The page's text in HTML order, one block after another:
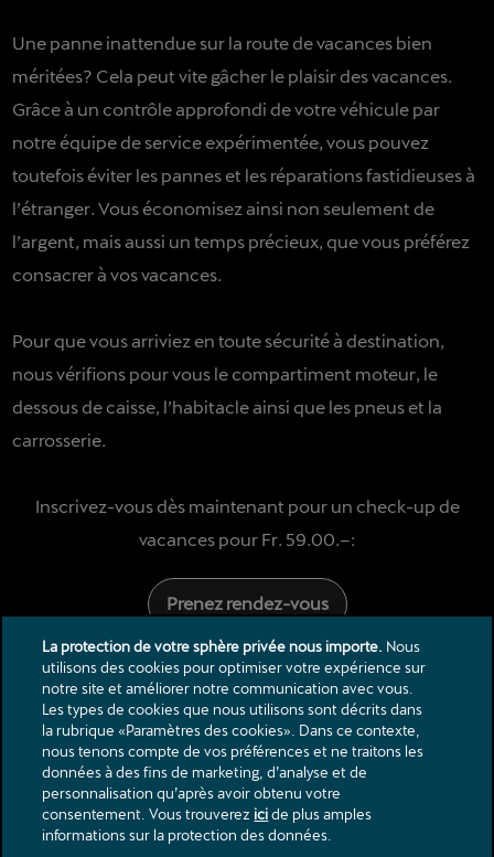
Une panne inattendue sur la route de vacances bien
méritées? Cela peut vite gâcher le plaisir des vacances.
Grâce à un contrôle approfondi de votre véhicule par
notre équipe de service expérimentée, vous pouvez
toutefois éviter les pannes et les réparations fastidieuses à
l’étranger. Vous économisez ainsi non seulement de
l’argent, mais aussi un temps précieux, que vous préférez
consacrer à vos vacances.
Pour que vous arriviez en toute sécurité à destination,
nous vérifions pour vous le compartiment moteur, le
dessous de caisse, l’habitacle ainsi que les pneus et la
carrosserie.
Inscrivez-vous dès maintenant pour un check-up de
vacances pour Fr. 59.00.–:
Prenez rendez-vous
Contact
Catalogues & listes de prix
Mentions légales
La protection de votre sphère privée nous importe. Nous
utilisons des cookies pour optimiser votre expérience sur
notre site et améliorer notre communication avec vous.
Les types de cookies que nous utilisons sont décrits dans
la rubrique «Paramètres des cookies». Dans ce contexte,
nous tenons compte de vos préférences et ne traitons les
données à des fins de marketing, d’analyse et de
personnalisation qu’après avoir obtenu votre
consentement. Vous trouverezicide plus amples
informations sur la protection des données.